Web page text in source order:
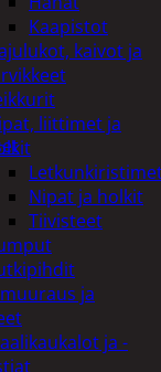
Kaapistot
kaivot ja
liittimet ja
Nipat ja holkit
Tiivisteet
ja
ja -